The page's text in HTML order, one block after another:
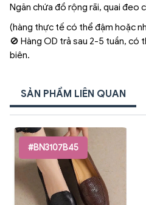
Ngăn chứa đồ rộng rãi, quai đeo
(hàng thực tế có thể đậm hoặc
🚫 Hàng OD trả sau 2-5 tuần, có
biên.
SẢN PHẨM LIÊN QUAN
#BN3107B45